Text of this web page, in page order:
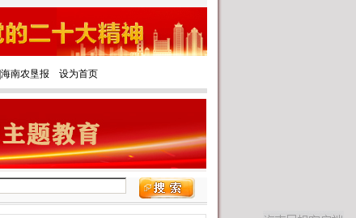
海南农垦报 设为首页